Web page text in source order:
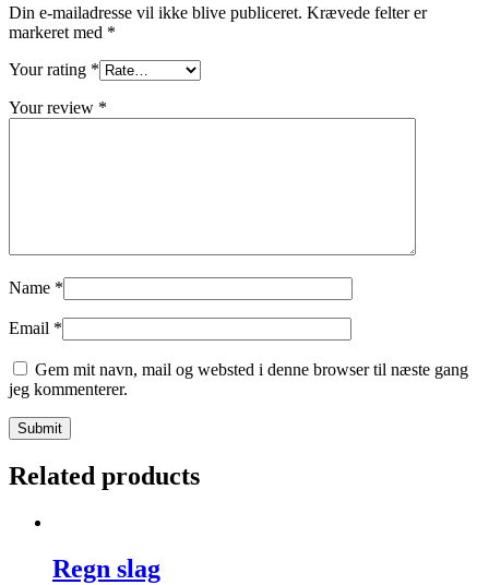
Din e-mailadresse vil ikke blive publiceret. Krævede felter er
markeret med *
Your rating *
Your review *
Name *
Email *
Gem mit navn, mail og websted i denne browser til næste gang
jeg kommenterer.
Related products
Regn slag